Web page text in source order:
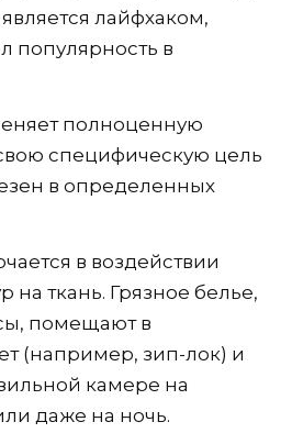
лайфхаком,
популярность в
полноценную
специфическую цель
в определенных
в воздействии
на ткань. Грязное белье,
помещают в
(например, зип-лок) и
камере на
даже на ночь.